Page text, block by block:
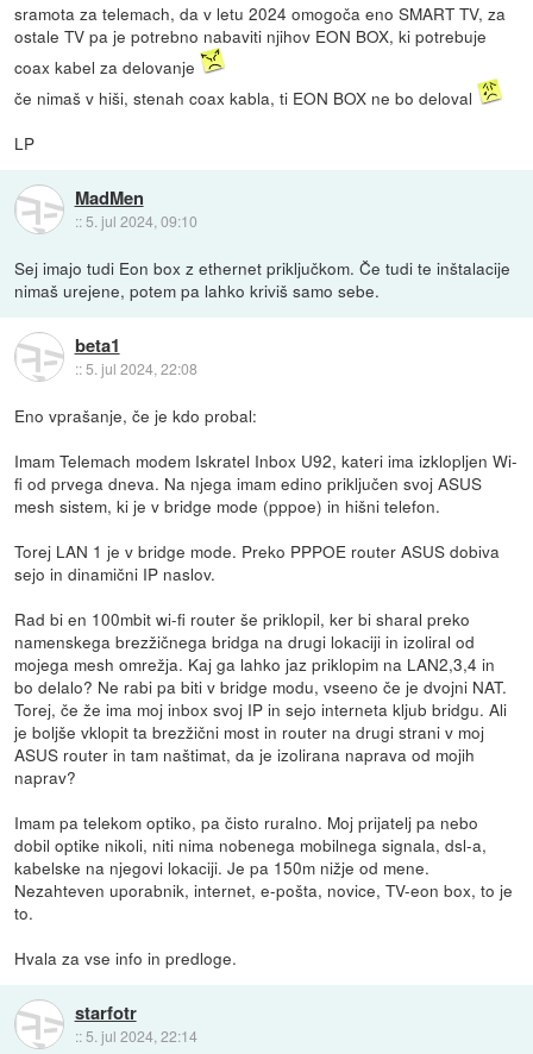
sramota za telemach, da v letu 2024 omogoča eno SMART TV, za
ostale TV pa je potrebno nabaviti njihov EON BOX, ki potrebuje
coax kabel za delovanje
če nimaš v hiši, stenah coax kabla, ti EON BOX ne bo deloval
LP
MadMen
:: 5. jul 2024, 09:10
Sej imajo tudi Eon box z ethernet priključkom. Če tudi te inštalacije
nimaš urejene, potem pa lahko kriviš samo sebe.
beta1
::5. jul 2024, 22:08
Eno vprašanje, če je kdo probal:
Imam Telemach modem Iskratel Inbox U92, kateri ima izklopljen Wi-
fi od prvega dneva. Na njega imam edino priključen svoj ASUS
mesh sistem, ki je v bridge mode (pppoe) in hišni telefon.
Torej LAN 1 je v bridge mode. Preko PPPOE router ASUS dobiva
sejo in dinamični IP naslov.
Rad bi en 100mbit wi-fi router še priklopil, ker bi sharal preko
namenskega brezžičnega bridga na drugi lokaciji in izoliral od
mojega mesh omrežja. Kaj ga lahko jaz priklopim na LAN2,3,4 in
bo delalo? Ne rabi pa biti v bridge modu, vseeno če je dvojni NAT.
Torej, če že ima moj inbox svoj IP in sejo interneta kljub bridgu. Ali
je boljše vklopit ta brezžični most in router na drugi strani v moj
ASUS router in tam naštimat, da je izolirana naprava od mojih
naprav?
Imam pa telekom optiko, pa čisto ruralno. Moj prijatelj pa nebo
dobil optike nikoli, niti nima nobenega mobilnega signala, dsl-a,
kabelske na njegovi lokaciji. Je pa 150m nižje od mene.
Nezahteven uporabnik, internet, e-pošta, novice, TV-eon box, to je
to.
Hvala za vse info in predloge.
starfotr
:: 5. jul 2024, 22:14